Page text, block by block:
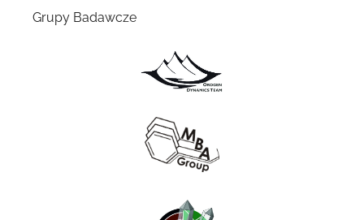
Grupy Badawcze